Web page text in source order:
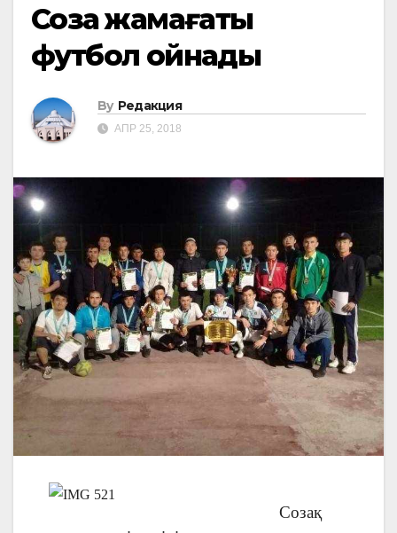
Созақ жамағаты
футбол ойнады
By Редакция
АПР 25, 2018
Созақ